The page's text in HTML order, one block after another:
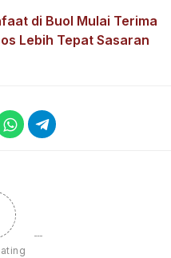
di Buol Mulai Terima
Lebih Tepat Sasaran